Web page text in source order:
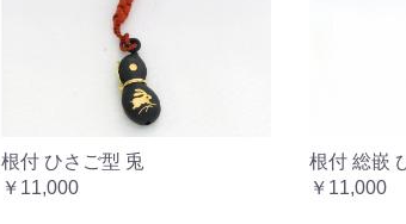
根付 ひさご型 兎
￥11,000
根付 総嵌
￥11,000